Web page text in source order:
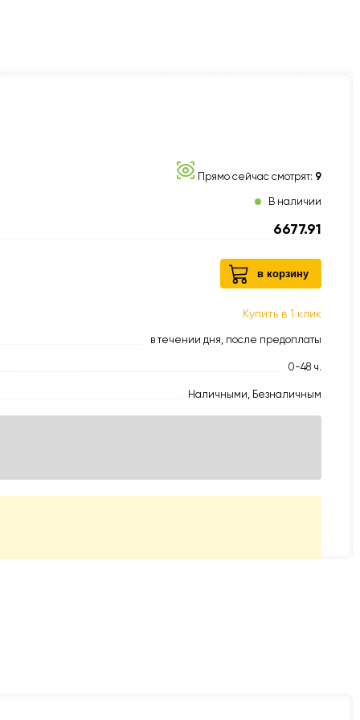
Прямо сейчас смотрят: 9
В наличии
6677.91
в корзину
Купить в 1 клик
в течении дня, после предоплаты
0-48 ч.
Наличными, Безналичным